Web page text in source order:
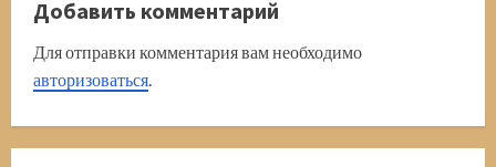
ж
и
Добавить комментарий
Для отправки комментария вам необходимо
авторизоваться.